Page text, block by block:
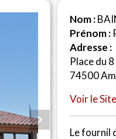
Nom :
Prénom :
Adresse :
Place du
74500
Voir le
Le fournil